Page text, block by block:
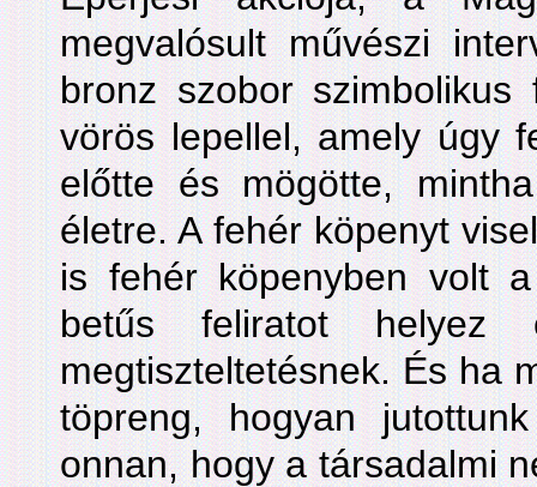
megvalósult művészi
bronz szobor szimbolikus
vörös lepellel, amely úgy
előtte és mögötte,
életre. A fehér köpenyt
is fehér köpenyben volt
betűs feliratot
megtiszteltetésnek. És ha
töpreng, hogyan
onnan, hogy a társadalmi